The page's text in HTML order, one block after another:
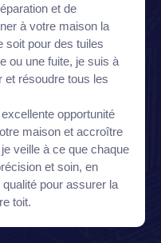
et de
à votre maison la
soit pour des tuiles
ou une fuite, je suis à
et résoudre tous les
opportunité
maison et accroître
veille à ce que chaque
et soin, en
pour assurer la
toit.